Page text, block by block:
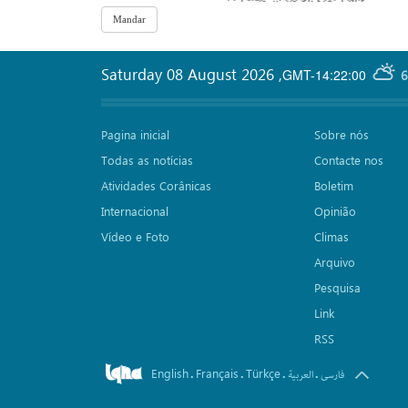
GMT-14:22:00
Saturday 08 August 2026 ,
Pagina inicial
Todas as notícias
Atividades Corânicas
Internacional
Vídeo e Foto
Sobre nós
Contacte nos
Boletim
Opinião
Climas
Arquivo
Pesquisa
Link
RSS
English. Français.Türkçe. العربیة.فارسی